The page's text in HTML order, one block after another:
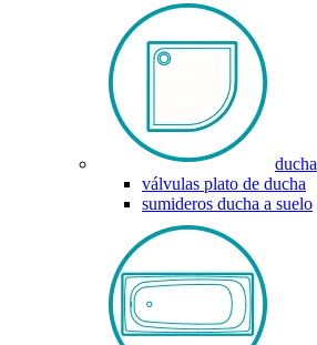
ducha
válvulas plato de ducha
sumideros ducha a suelo